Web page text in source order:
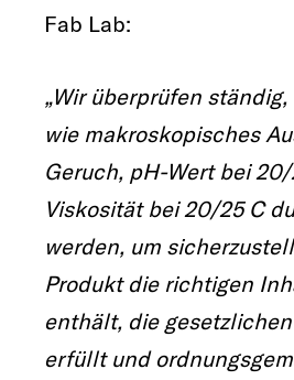
Fab Lab:
„Wir überprüfen
wie makroskopisches
Geruch, pH-Wert bei
Viskosität bei 20/25 C
werden, um
Produkt die richtigen
enthält, die
erfüllt und